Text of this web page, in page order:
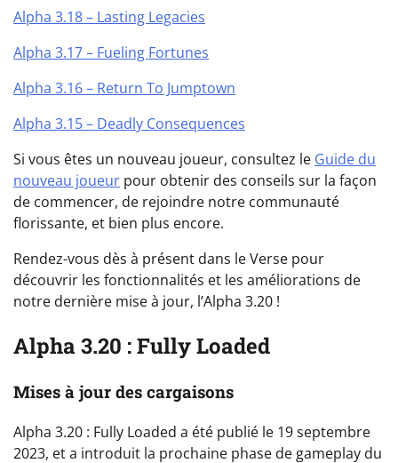
Alpha 3.18 – Lasting Legacies
Alpha 3.17 – Fueling Fortunes
Alpha 3.16 – Return To Jumptown
Alpha 3.15 – Deadly Consequences
Si vous êtes un nouveau joueur, consultez le Guide du
nouveau joueur pour obtenir des conseils sur la façon
de commencer, de rejoindre notre communauté
florissante, et bien plus encore.
Rendez-vous dès à présent dans le Verse pour
découvrir les fonctionnalités et les améliorations de
notre dernière mise à jour, l’Alpha 3.20 !
Alpha 3.20 : Fully Loaded
Mises à jour des cargaisons
Alpha 3.20 : Fully Loaded a été publié le 19 septembre
2023, et a introduit la prochaine phase de gameplay du